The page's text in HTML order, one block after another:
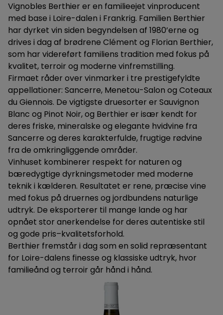
Vignobles Berthier er en familieejet vinproducent
med base i Loire-dalen i Frankrig. Familien Berthier
har dyrket vin siden begyndelsen af 1980’erne og
drives i dag af brødrene Clément og Florian Berthier,
som har videreført familiens tradition med fokus på
kvalitet, terroir og moderne vinfremstilling.
Firmaet råder over vinmarker i tre prestigefyldte
appellationer: Sancerre, Menetou-Salon og Coteaux
du Giennois. De vigtigste druesorter er Sauvignon
Blanc og Pinot Noir, og Berthier er især kendt for
deres friske, mineralske og elegante hvidvine fra
Sancerre og deres karakterfulde, frugtige rødvine
fra de omkringliggende områder.
Vinhuset kombinerer respekt for naturen og
bæredygtige dyrkningsmetoder med moderne
teknik i kælderen. Resultatet er rene, præcise vine
med fokus på druernes og jordbundens naturlige
udtryk. De eksporterer til mange lande og har
opnået stor anerkendelse for deres autentiske stil
og gode pris–kvalitetsforhold.
Berthier fremstår i dag som en solid repræsentant
for Loire-dalens finesse og klassiske udtryk, hvor
familieånd og terroir går hånd i hånd.